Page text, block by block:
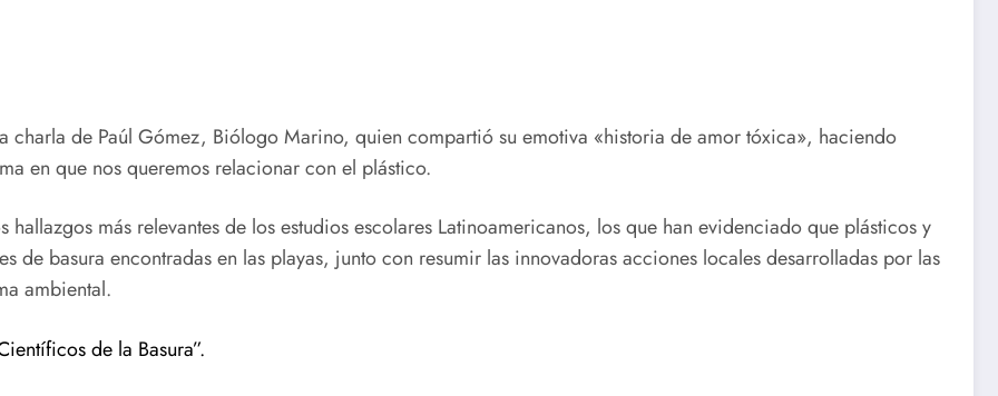
charla de Paúl Gómez, Biólogo Marino, quien compartió su emotiva «historia de amor tóxica», haciendo
en que nos queremos relacionar con el plástico.
más relevantes de los estudios escolares Latinoamericanos, los que han evidenciado que plásticos y
de basura encontradas en las playas, junto con resumir las innovadoras acciones locales desarrolladas por las
ambiental.
de la Basura”.